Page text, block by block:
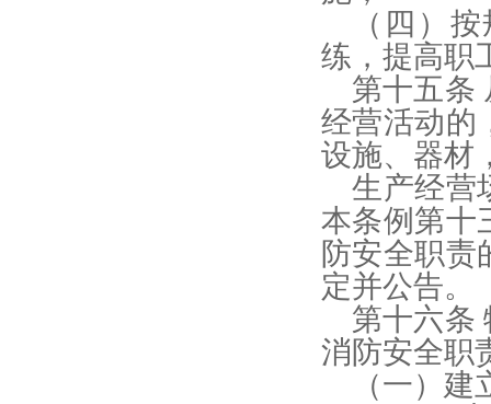
（四）
练，提高职
第十五条
经营活动的
设施、器材
生产经营
本条例第十
防安全职责
定并公告。
第十六条
消防安全职
（一）